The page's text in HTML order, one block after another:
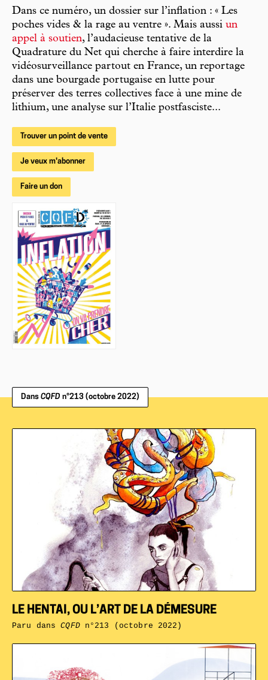
Dans ce numéro, un dossier sur l’inflation : « Les
poches vides & la rage au ventre ». Mais aussi un
appel à soutien, l’audacieuse tentative de la
Quadrature du Net qui cherche à faire interdire la
vidéosurveillance partout en France, un reportage
dans une bourgade portugaise en lutte pour
préserver des terres collectives face à une mine de
lithium, une analyse sur l’Italie postfasciste...
Trouver un point de vente
Je veux m'abonner
Faire un don
Dans CQFD n°213 (octobre 2022)
LE HENTAI, OU L’ART DE LA DÉMESURE
Paru dansCQFDn°213 (octobre 2022)